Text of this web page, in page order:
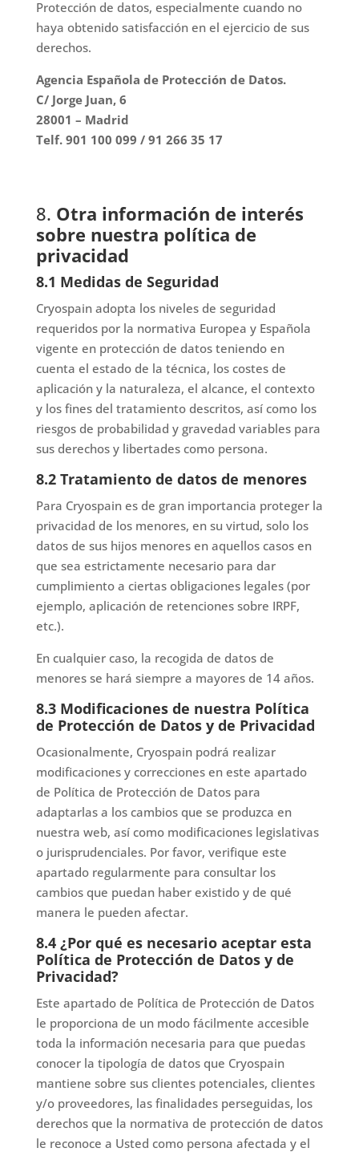
Protección de datos, especialmente cuando no
haya obtenido satisfacción en el ejercicio de sus
derechos.
Agencia Española de Protección de Datos.
C/ Jorge Juan, 6
28001 – Madrid
Telf. 901 100 099 / 91 266 35 17
8. Otra información de interés
sobre nuestra política de
privacidad
8.1 Medidas de Seguridad
Cryospain adopta los niveles de seguridad
requeridos por la normativa Europea y Española
vigente en protección de datos teniendo en
cuenta el estado de la técnica, los costes de
aplicación y la naturaleza, el alcance, el contexto
y los fines del tratamiento descritos, así como los
riesgos de probabilidad y gravedad variables para
sus derechos y libertades como persona.
8.2 Tratamiento de datos de menores
Para Cryospain es de gran importancia proteger la
privacidad de los menores, en su virtud, solo los
datos de sus hijos menores en aquellos casos en
que sea estrictamente necesario para dar
cumplimiento a ciertas obligaciones legales (por
ejemplo, aplicación de retenciones sobre IRPF,
etc.).
En cualquier caso, la recogida de datos de
menores se hará siempre a mayores de 14 años.
8.3 Modificaciones de nuestra Política
de Protección de Datos y de Privacidad
Ocasionalmente, Cryospain podrá realizar
modificaciones y correcciones en este apartado
de Política de Protección de Datos para
adaptarlas a los cambios que se produzca en
nuestra web, así como modificaciones legislativas
o jurisprudenciales. Por favor, verifique este
apartado regularmente para consultar los
cambios que puedan haber existido y de qué
manera le pueden afectar.
8.4 ¿Por qué es necesario aceptar esta
Política de Protección de Datos y de
Privacidad?
Este apartado de Política de Protección de Datos
le proporciona de un modo fácilmente accesible
toda la información necesaria para que puedas
conocer la tipología de datos que Cryospain
mantiene sobre sus clientes potenciales, clientes
y/o proveedores, las finalidades perseguidas, los
derechos que la normativa de protección de datos
le reconoce a Usted como persona afectada y el